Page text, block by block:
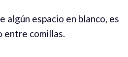
algún espacio en blanco, es
entre comillas.